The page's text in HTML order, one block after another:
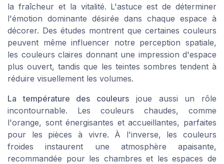
la fraîcheur et la vitalité. L'astuce est de déterminer
l'émotion dominante désirée dans chaque espace à
décorer. Des études montrent que certaines couleurs
peuvent même influencer notre perception spatiale,
les couleurs claires donnant une impression d'espace
plus ouvert, tandis que les teintes sombres tendent à
réduire visuellement les volumes.
La température des couleurs joue aussi un rôle
incontournable. Les couleurs chaudes, comme
l'orange, sont énergisantes et accueillantes, parfaites
pour les pièces à vivre. À l'inverse, les couleurs
froides instaurent une atmosphère apaisante,
recommandée pour les chambres et les espaces de